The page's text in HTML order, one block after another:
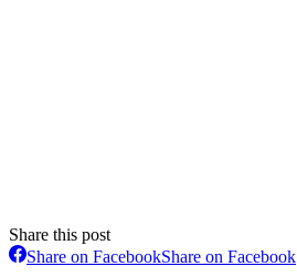
Share this post
Share on FacebookShare on Facebook